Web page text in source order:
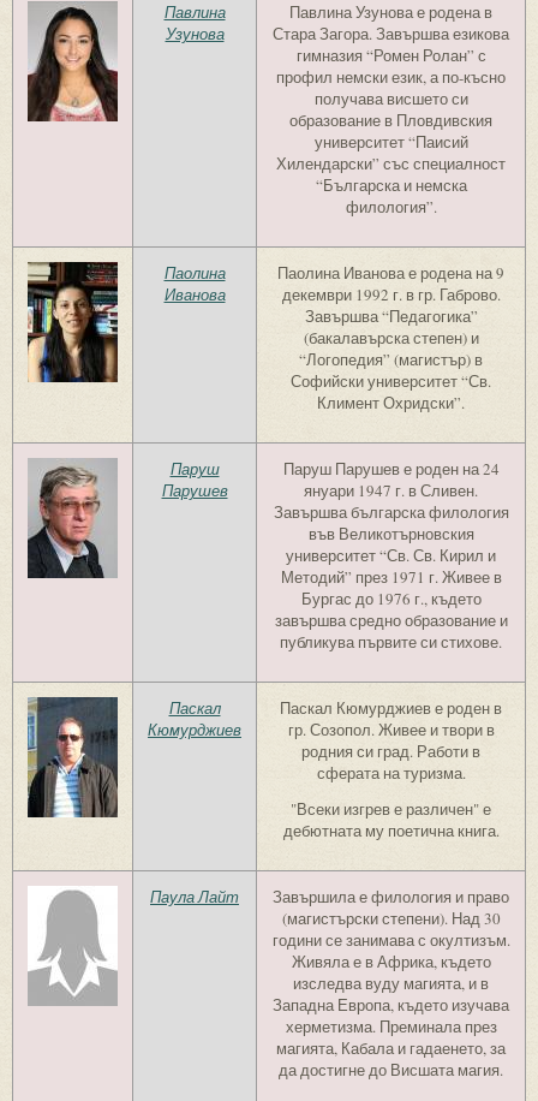
Павлина
Узунова
Павлина Узунова е родена в
Стара Загора. Завършва езикова
гимназия “Ромен Ролан” с
профил немски език, а по-късно
получава висшето си
образование в Пловдивския
университет “Паисий
Хилендарски” със специалност
“Българска и немска
филология”.
Паолина
Иванова
Паолина Иванова е родена на 9
декември 1992 г. в гр. Габрово.
Завършва “Педагогика”
(бакалавърска степен) и
“Логопедия” (магистър) в
Софийски университет “Св.
Климент Охридски”.
Паруш
Парушев
Паруш Парушев е роден на 24
януари 1947 г. в Сливен.
Завършва българска филология
във Великотърновския
университет “Св. Св. Кирил и
Методий” през 1971 г. Живее в
Бургас до 1976 г., където
завършва средно образование и
публикува първите си стихове.
Паскал
Кюмурджиев
Паскал Кюмурджиев е роден в
гр. Созопол. Живее и твори в
родния си град. Работи в
сферата на туризма.
"Всеки изгрев е различен" е
дебютната му поетична книга.
Паула Лайт
Завършила е филология и право
(магистърски степени). Над 30
години се занимава с окултизъм.
Живяла е в Африка, където
изследва вуду магията, и в
Западна Европа, където изучава
херметизма. Преминала през
магията, Кабала и гадаенето, за
да достигне до Висшата магия.